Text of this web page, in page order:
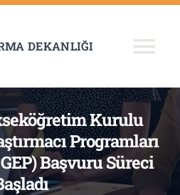
DEKANLIĞI
Kurulu
Programları
Başvuru Süreci